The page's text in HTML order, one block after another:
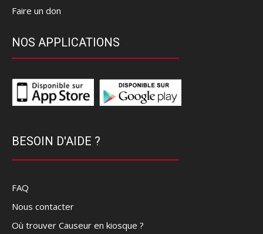
Faire un don
NOS APPLICATIONS
BESOIN D'AIDE ?
FAQ
Nous contacter
Où trouver Causeur en kiosque ?